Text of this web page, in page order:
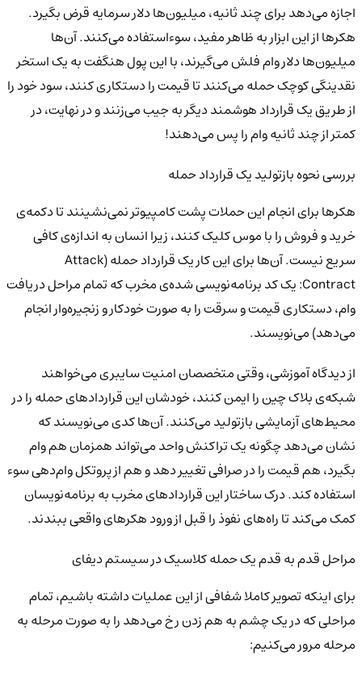
اجازه می‌دهد برای چند ثانیه، میلیون‌ها دلار سرمایه قرض بگیرد.
هکرها از این ابزار به ظاهر مفید، سوءاستفاده می‌کنند. آن‌ها
میلیون‌ها دلار وام فلش می‌گیرند، با این پول هنگفت به یک استخر
نقدینگی کوچک حمله می‌کنند تا قیمت را دستکاری کنند، سود خود را
از طریق یک قرارداد هوشمند دیگر به جیب می‌زنند و در نهایت، در
کمتر از چند ثانیه وام را پس می‌دهند!
بررسی نحوه بازتولید یک قرارداد حمله
هکرها برای انجام این حملات پشت کامپیوتر نمی‌نشینند تا دکمه‌ی
خرید و فروش را با موس کلیک کنند، زیرا انسان به اندازه‌ی کافی
سریع نیست. آن‌ها برای این کار یک قرارداد حمله (Attack
Contract: یک کد برنامه‌نویسی شده‌ی مخرب که تمام مراحل دریافت
وام، دستکاری قیمت و سرقت را به صورت خودکار و زنجیره‌وار انجام
می‌دهد) می‌نویسند.
از دیدگاه آموزشی، وقتی متخصصان امنیت سایبری می‌خواهند
شبکه‌ی بلاک چین را ایمن کنند، خودشان این قراردادهای حمله را در
محیط‌های آزمایشی بازتولید می‌کنند. آن‌ها کدی می‌نویسند که
نشان می‌دهد چگونه یک تراکنش واحد می‌تواند همزمان هم وام
بگیرد، هم قیمت را در صرافی تغییر دهد و هم از پروتکل وام‌دهی سوء
استفاده کند. درک ساختار این قراردادهای مخرب به برنامه‌نویسان
کمک می‌کند تا راه‌های نفوذ را قبل از ورود هکرهای واقعی ببندند.
مراحل قدم به قدم یک حمله کلاسیک در سیستم دیفای
برای اینکه تصویر کاملا شفافی از این عملیات داشته باشیم، تمام
مراحلی که در یک چشم به هم زدن رخ می‌دهد را به صورت مرحله به
مرحله مرور می‌کنیم: